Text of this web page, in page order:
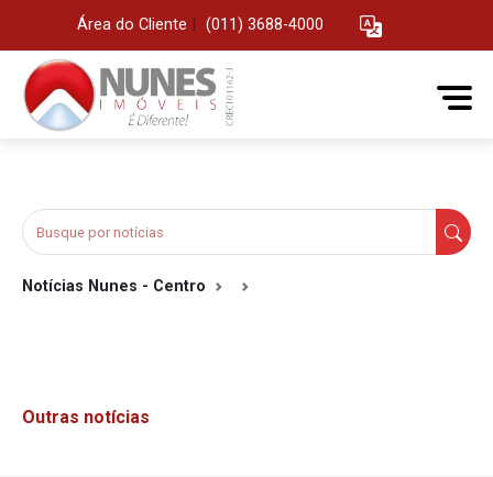
Área do Cliente (011) 3688-4000
Notícias Nunes - Centro
Outras notícias